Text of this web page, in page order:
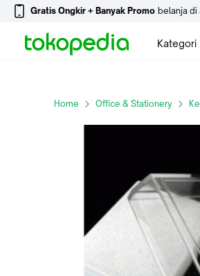
Gratis Ongkir + Banyak Promo belanja di
Kategori
Kotak Rosario AB Mini -
Home Office & Stationery